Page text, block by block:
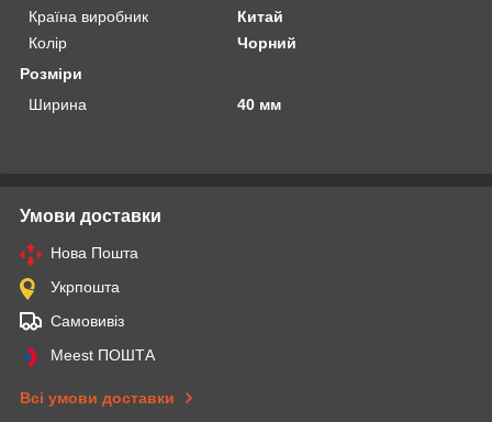
Країна виробник
Китай
Колір
Чорний
Розміри
Ширина
40 мм
Умови доставки
Нова Пошта
Укрпошта
Самовивіз
Meest ПОШТА
Всі умови доставки